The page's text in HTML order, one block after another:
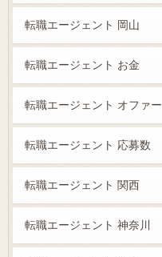
転職エージェント 岡山
転職エージェント お金
転職エージェント オファー
転職エージェント 応募数
転職エージェント 関西
転職エージェント 神奈川